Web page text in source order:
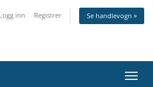
Logg inn Registrer Se handlevogn »
Bytt